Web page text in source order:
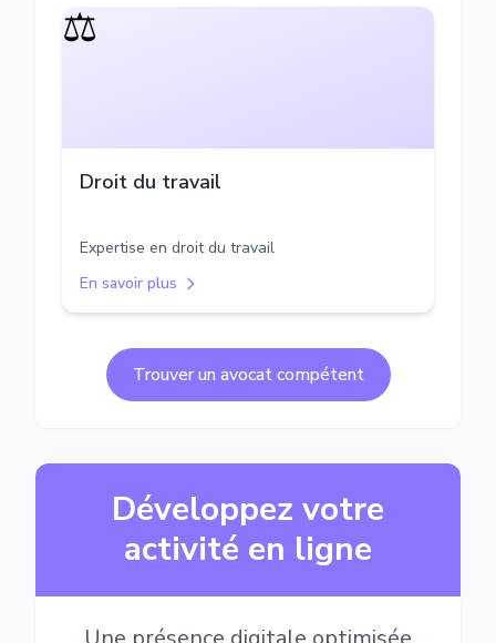
⚖️
Droit du travail
Expertise en droit du travail
En savoir plus
Trouver un avocat compétent
Développez votre
activité en ligne